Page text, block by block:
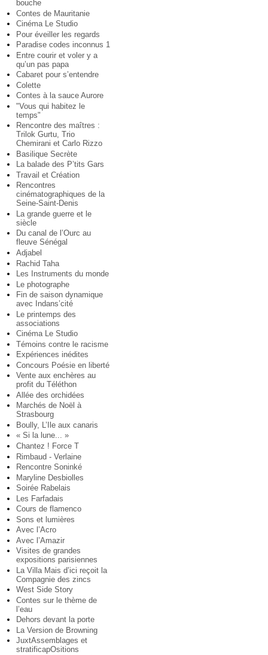
bouche
Contes de Mauritanie
Cinéma Le Studio
Pour éveiller les regards
Paradise codes inconnus 1
Entre courir et voler y a
qu’un pas papa
Cabaret pour s’entendre
Colette
Contes à la sauce Aurore
"Vous qui habitez le
temps"
Rencontre des maîtres :
Trilok Gurtu, Trio
Chemirani et Carlo Rizzo
Basilique Secrète
La balade des P’tits Gars
Travail et Création
Rencontres
cinématographiques de la
Seine-Saint-Denis
La grande guerre et le
siècle
Du canal de l’Ourc au
fleuve Sénégal
Adjabel
Rachid Taha
Les Instruments du monde
Le photographe
Fin de saison dynamique
avec Indans’cité
Le printemps des
associations
Cinéma Le Studio
Témoins contre le racisme
Expériences inédites
Concours Poésie en liberté
Vente aux enchères au
profit du Téléthon
Allée des orchidées
Marchés de Noël à
Strasbourg
Boully, L’Ile aux canaris
« Si la lune... »
Chantez ! Force T
Rimbaud - Verlaine
Rencontre Soninké
Maryline Desbiolles
Soirée Rabelais
Les Farfadais
Cours de flamenco
Sons et lumières
Avec l’Acro
Avec l’Amazir
Visites de grandes
expositions parisiennes
La Villa Mais d’ici reçoit la
Compagnie des zincs
West Side Story
Contes sur le thème de
l’eau
Dehors devant la porte
La Version de Browning
JuxtAssemblages et
stratificapOsitions